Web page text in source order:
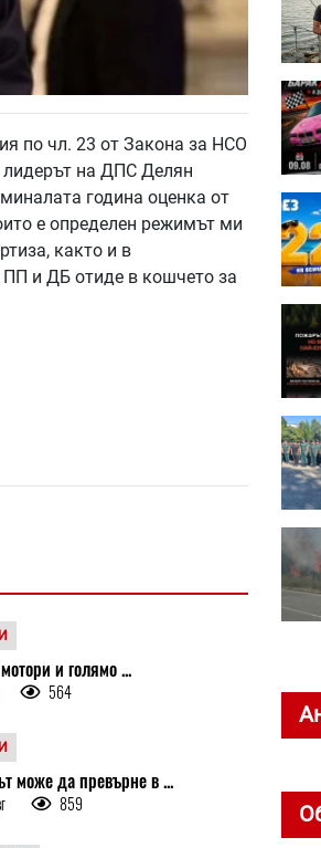
по чл. 23 от Закона за НСО
лидерът на ДПС Делян
година оценка от
е определен режимът ми
както и в
и ДБ отиде в кошчето за
и голямо ...
564
може да превърне в ...
859